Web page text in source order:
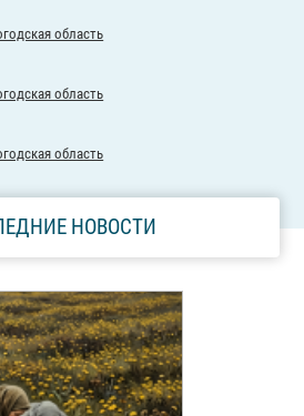
область
область
область
НОВОСТИ